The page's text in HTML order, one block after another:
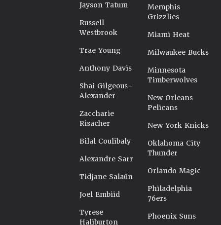
Jayson Tatum
Russell
Westbrook
Trae Young
Anthony Davis
Shai Gilgeous-
Alexander
Zaccharie
Risacher
Bilal Coulibaly
Alexandre Sarr
Tidjane Salaün
Joel Embiid
Tyrese
Haliburton
Memphis
Grizzlies
Miami Heat
Milwaukee Bucks
Minnesota
Timberwolves
New Orleans
Pelicans
New York Knicks
Oklahoma City
Thunder
Orlando Magic
Philadelphia
76ers
Phoenix Suns